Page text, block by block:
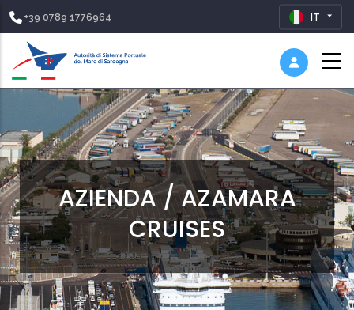
+39 0789 1776964 IT
AZIENDA / AZAMARA
CRUISES